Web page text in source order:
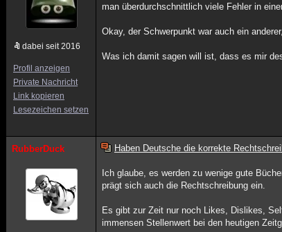
dabei seit 2016
Profil anzeigen
Private Nachricht
Link kopieren
Lesezeichen setzen
man überdurchschnittlich viele Fehler in
Okay, der Schwerpunkt war auch ein
Was ich damit sagen will ist, dass es mir
RubberDuck Haben Deutsche die korrekte
Ich glaube, es werden zu wenige gute
prägt sich auch die Rechtschreibung ein.
Es gibt zur Zeit nur noch Likes, Dislikes,
immensen Stellenwert bei den heutigen